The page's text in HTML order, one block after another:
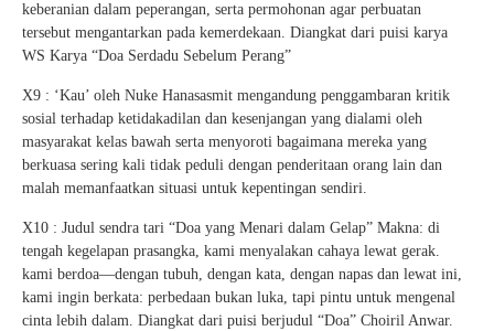
keberanian dalam peperangan, serta permohonan agar perbuatan
tersebut mengantarkan pada kemerdekaan. Diangkat dari puisi karya
WS Karya “Doa Serdadu Sebelum Perang”
X9 : ‘Kau’ oleh Nuke Hanasasmit mengandung penggambaran kritik
sosial terhadap ketidakadilan dan kesenjangan yang dialami oleh
masyarakat kelas bawah serta menyoroti bagaimana mereka yang
berkuasa sering kali tidak peduli dengan penderitaan orang lain dan
malah memanfaatkan situasi untuk kepentingan sendiri.
X10 : Judul sendra tari “Doa yang Menari dalam Gelap” Makna: di
tengah kegelapan prasangka, kami menyalakan cahaya lewat gerak.
kami berdoa—dengan tubuh, dengan kata, dengan napas dan lewat ini,
kami ingin berkata: perbedaan bukan luka, tapi pintu untuk mengenal
cinta lebih dalam. Diangkat dari puisi berjudul “Doa” Choiril Anwar.